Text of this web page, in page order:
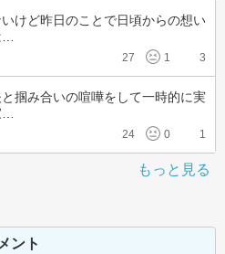
けど昨日のことで日頃からの想い
27 1 3
掴み合いの喧嘩をして一時的に実
24 0 1
もっと見る
ント